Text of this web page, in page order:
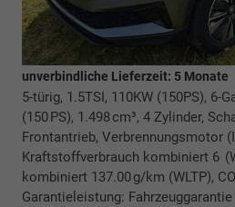
unverbindliche Lieferzeit: 5 Monate
5-türig, 1.5TSI, 110KW (150PS), 6-
(150 PS), 1.498 cm³, 4 Zylinder,
Frontantrieb, Verbrennungsmotor
Kraftstoffverbrauch kombiniert 6
kombiniert 137.00 g/km (WLTP),
Garantieleistung: